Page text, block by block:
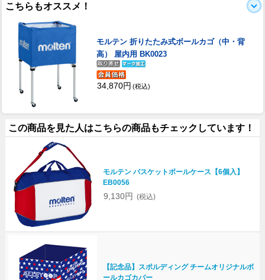
こちらもオススメ！
モルテン 折りたたみ式ボールカゴ（中・背
高） 屋内用 BK0023
34,870円 (税込)
この商品を見た人はこちらの商品もチェックしています！
モルテン バスケットボールケース【6個入】
EB0056
9,130円 (税込)
【記念品】スポルディング チームオリジナルボ
ールカゴカバー